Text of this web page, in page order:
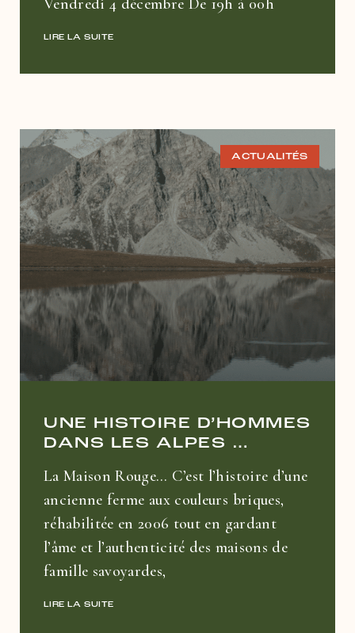
Vendredi 4 décembre De 19h à 00h
LIRE LA SUITE
ACTUALITÉS
UNE HISTOIRE D’HOMMES
DANS LES ALPES …
La Maison Rouge… C’est l’histoire d’une
ancienne ferme aux couleurs briques,
réhabilitée en 2006 tout en gardant
l’âme et l’authenticité des maisons de
famille savoyardes,
LIRE LA SUITE